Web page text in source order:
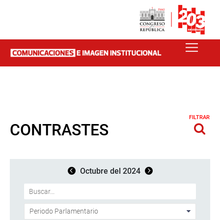
CONTRASTES
FILTRAR
Octubre del 2024